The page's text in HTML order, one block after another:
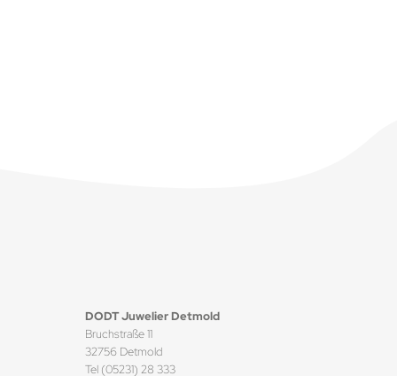
DODT Juwelier Detmold
Bruchstraße 11
32756 Detmold
Tel (05231) 28 333